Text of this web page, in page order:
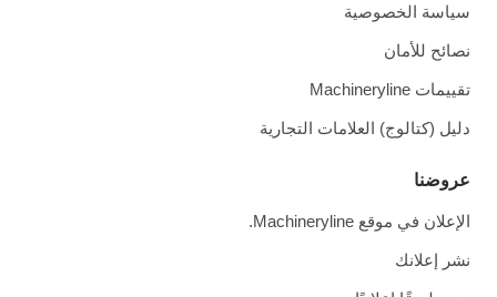
سياسة الخصوصية
نصائح للأمان
تقييمات Machineryline
دليل (كتالوج) العلامات التجارية
عروضنا
الإعلان في موقع Machineryline.
نشر إعلانك